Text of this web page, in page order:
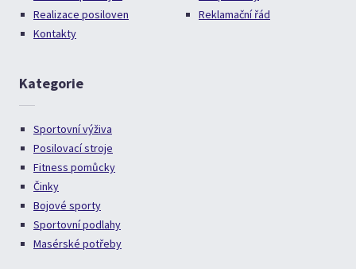
Realizace posiloven
Kontakty
Reklamační řád
Kategorie
Sportovní výživa
Posilovací stroje
Fitness pomůcky
Činky
Bojové sporty
Sportovní podlahy
Masérské potřeby